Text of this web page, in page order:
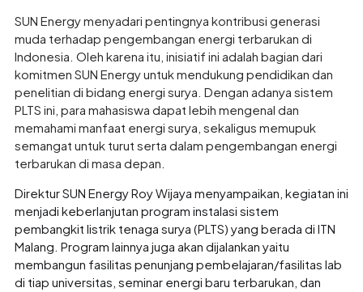
SUN Energy menyadari pentingnya kontribusi generasi
muda terhadap pengembangan energi terbarukan di
Indonesia. Oleh karena itu, inisiatif ini adalah bagian dari
komitmen SUN Energy untuk mendukung pendidikan dan
penelitian di bidang energi surya. Dengan adanya sistem
PLTS ini, para mahasiswa dapat lebih mengenal dan
memahami manfaat energi surya, sekaligus memupuk
semangat untuk turut serta dalam pengembangan energi
terbarukan di masa depan.
Direktur SUN Energy Roy Wijaya menyampaikan, kegiatan ini
menjadi keberlanjutan program instalasi sistem
pembangkit listrik tenaga surya (PLTS) yang berada di ITN
Malang. Program lainnya juga akan dijalankan yaitu
membangun fasilitas penunjang pembelajaran/fasilitas lab
di tiap universitas, seminar energi baru terbarukan, dan